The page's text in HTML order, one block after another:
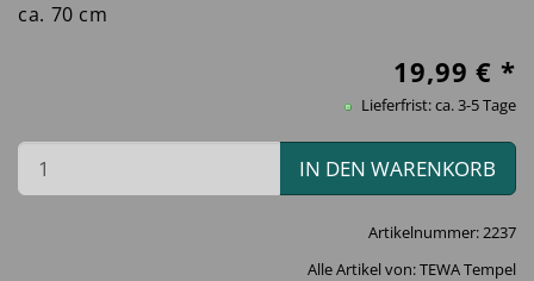
ca. 70 cm
19,99 € *
Lieferfrist: ca. 3-5 Tage
IN DEN WARENKORB
Artikelnummer:2237
Alle Artikel von:TEWA Tempel